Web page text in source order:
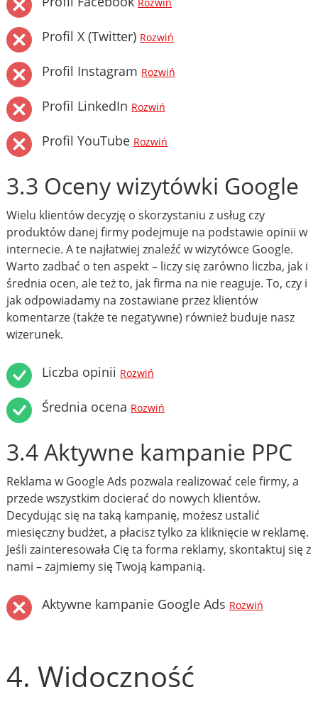
Rozwiń
Profil X (Twitter) Rozwiń
Profil Instagram Rozwiń
Profil LinkedIn Rozwiń
Profil YouTube Rozwiń
3.3 Oceny wizytówki Google
Wielu klientów decyzję o skorzystaniu z usług czy
produktów danej firmy podejmuje na podstawie opinii w
internecie. A te najłatwiej znaleźć w wizytówce Google.
Warto zadbać o ten aspekt – liczy się zarówno liczba, jak i
średnia ocen, ale też to, jak firma na nie reaguje. To, czy i
jak odpowiadamy na zostawiane przez klientów
komentarze (także te negatywne) również buduje nasz
wizerunek.
Liczba opinii Rozwiń
Średnia ocena Rozwiń
3.4 Aktywne kampanie PPC
Reklama w Google Ads pozwala realizować cele firmy, a
przede wszystkim docierać do nowych klientów.
Decydując się na taką kampanię, możesz ustalić
miesięczny budżet, a płacisz tylko za kliknięcie w reklamę.
Jeśli zainteresowała Cię ta forma reklamy, skontaktuj się z
nami – zajmiemy się Twoją kampanią.
Aktywne kampanie Google Ads Rozwiń
4. Widoczność